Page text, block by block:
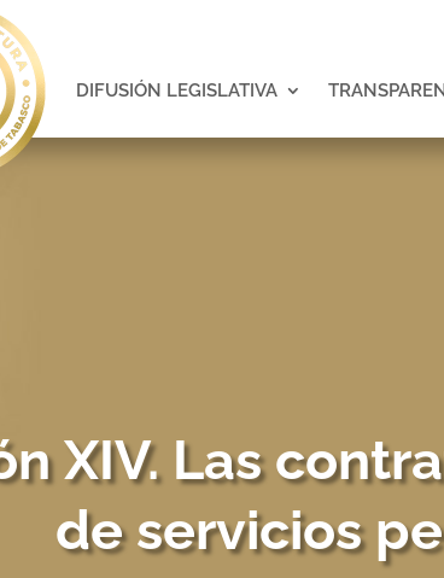
DIFUSIÓN LEGISLATIVA
XIV. Las
de servicios